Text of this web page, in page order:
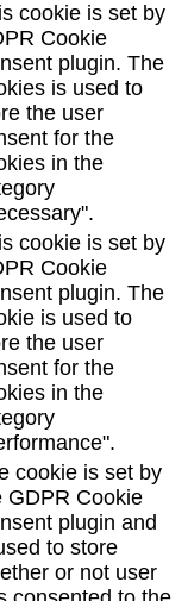
cookie is set by
Cookie
plugin. The
is used to
the user
for the
in the
cookie is set by
Cookie
plugin. The
is used to
the user
for the
in the
cookie is set by
GDPR Cookie
plugin and
to store
or not user